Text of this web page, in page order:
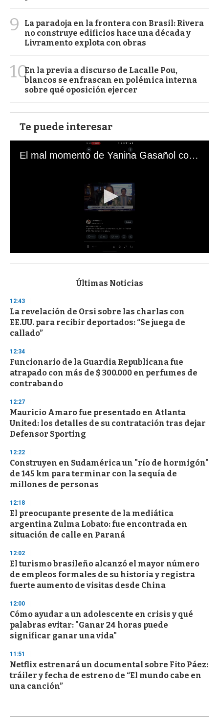
9
La paradoja en la frontera con Brasil: Rivera
no construye edificios hace una década y
Livramento explota con obras
10En la previa a discurso de Lacalle Pou,
blancos se enfrascan en polémica interna
sobre qué oposición ejercer
Te puede interesar
El mal momento de Yanina Gasañol con un hincha argentino en "Subrayado"
s
d
s
o
f
3
s
e
c
o
n
Últimas Noticias
12:43
La revelación de Orsi sobre las charlas con
EE.UU. para recibir deportados: “Se juega de
callado”
12:34
Funcionario de la Guardia Republicana fue
atrapado con más de $ 300.000 en perfumes de
contrabando
12:27
Mauricio Amaro fue presentado en Atlanta
United: los detalles de su contratación tras dejar
Defensor Sporting
12:22
Construyen en Sudamérica un "río de hormigón"
de 145 km para terminar con la sequía de
millones de personas
12:18
El preocupante presente de la mediática
argentina Zulma Lobato: fue encontrada en
situación de calle en Paraná
12:02
El turismo brasileño alcanzó el mayor número
de empleos formales de su historia y registra
fuerte aumento de visitas desde China
12:00
Cómo ayudar a un adolescente en crisis y qué
palabras evitar: "Ganar 24 horas puede
significar ganar una vida"
11:51
Netflix estrenará un documental sobre Fito Páez:
tráiler y fecha de estreno de “El mundo cabe en
una canción”